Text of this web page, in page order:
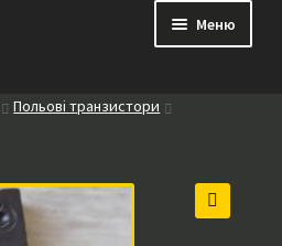
Меню
Каталог
Контакти
Польові транзистори